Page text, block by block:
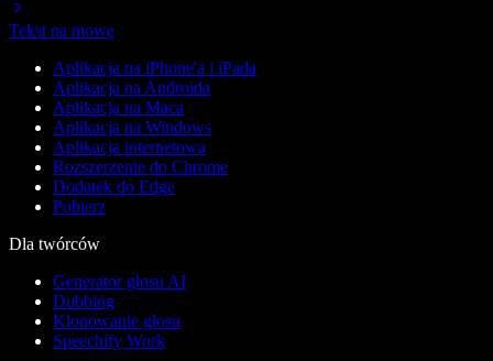
Tekst na mowę
Aplikacja na iPhone'a i iPada
Aplikacja na Androida
Aplikacja na Maca
Aplikacja na Windows
Aplikacja internetowa
Rozszerzenie do Chrome
Dodatek do Edge
Pobierz
Dla twórców
Generator głosu AI
Dubbing
Klonowanie głosu
Speechify Work